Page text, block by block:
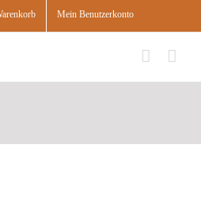
Mein Benutzerkonto